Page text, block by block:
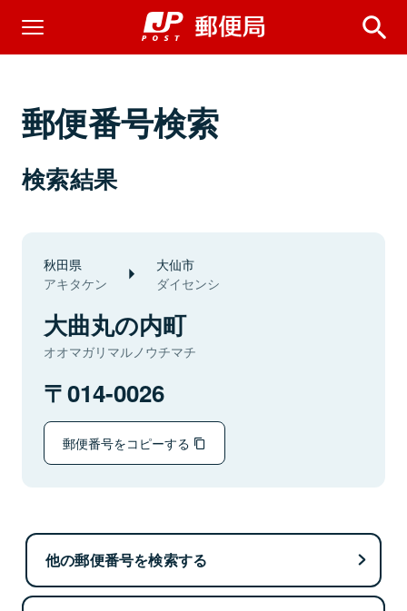
郵便番号検索
検索結果
秋田県
アキタケン
大仙市
ダイセンシ
大曲丸の内町
オオマガリマルノウチマチ
014-0026
郵便番号をコピーする
他の郵便番号を検索する